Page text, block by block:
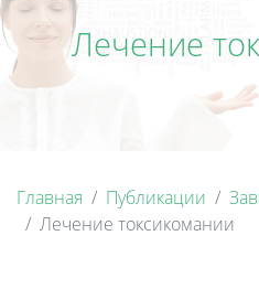
Лечение
Главная Публикации
Лечение токсикомании